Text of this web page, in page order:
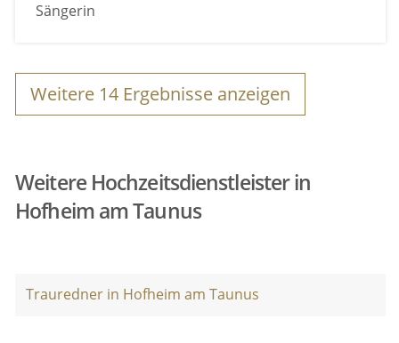
Sängerin
Weitere 14 Ergebnisse anzeigen
Weitere Hochzeitsdienstleister in
Hofheim am Taunus
Trauredner in Hofheim am Taunus